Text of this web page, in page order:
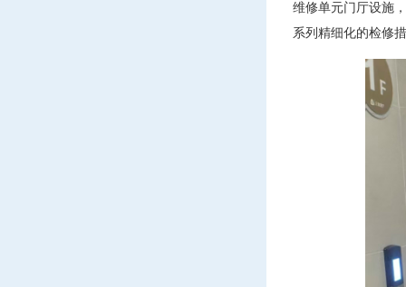
维修单元门厅设施
系列精细化的检修